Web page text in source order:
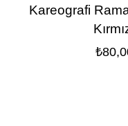
Kareografi
₺